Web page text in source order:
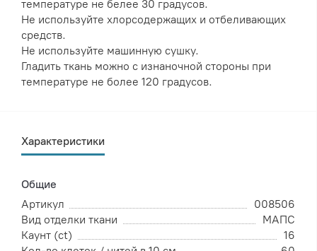
температуре не белее 30 градусов.
Не используйте хлорсодержащих и отбеливающих
средств.
Не используйте машинную сушку.
Гладить ткань можно с изнаночной стороны при
температуре не более 120 градусов.
Характеристики
Общие
Артикул
008506
Вид отделки ткани
МАПС
Каунт (ct)
16